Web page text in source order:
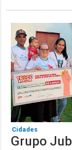
Cidades
Grupo